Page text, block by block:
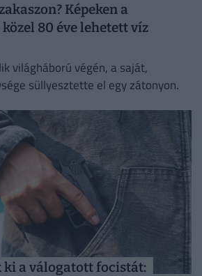
Képeken a
80 éve lehetett víz
világháború végén, a saját,
süllyesztette el egy zátonyon.
ki a válogatott focistát: